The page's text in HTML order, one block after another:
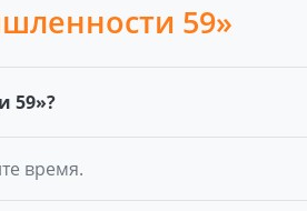
59»
59»?
время.